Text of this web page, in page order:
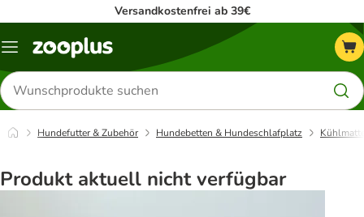
Versandkostenfrei ab 39€
Menü
Produkte
suchen
Hundefutter & Zubehör Hundebetten & Hundeschlafplatz
Produkt aktuell nicht verfügbar